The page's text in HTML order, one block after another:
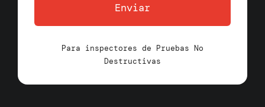
Enviar
Para inspectores de Pruebas No
Destructivas